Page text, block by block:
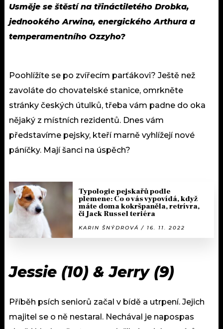
Usměje se štěstí na třináctiletého Drobka,
jednookého Arwina, energického Arthura a
temperamentního Ozzyho?
Poohlížíte se po zvířecím parťákovi? Ještě než
zavoláte do chovatelské stanice, omrkněte
stránky českých útulků, třeba vám padne do oka
nějaký z místních rezidentů. Dnes vám
představíme pejsky, kteří marně vyhlížejí nové
páníčky. Mají šanci na úspěch?
Typologie pejskařů podle
plemene: Co o vás vypovídá, když
máte doma kokršpaněla, retrívra,
či Jack Russel teriéra
KARIN ŠNÝDROVÁ / 16. 11. 2022
Jessie (10) & Jerry (9)
Příběh psích seniorů začal v bídě a utrpení. Jejich
majitel se o ně nestaral. Nechával je napospas